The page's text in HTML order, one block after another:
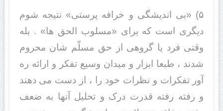
۵) «بی اندیشگی و خرافه پرستی» نتیجه شوم
دیگری است که برای «مسلوب الحق ها» . بله
وقتی فرد یا گروهی از حق مسلّم شان محروم
شدند ، طبعا ابزار و میدان وسیع تفکر و ارائه ره
آور تفکرات و نظرات خود را ، از دست می دهند
و رفته رفته قدرت درک و تحلیل آنها به ضعف